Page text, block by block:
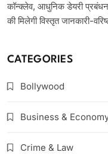
कॉन्क्लेव, आधुनिक डेयरी
की मिलेगी विस्तृत जानकारी-
CATEGORIES
Bollywood
Business &
Crime & Law